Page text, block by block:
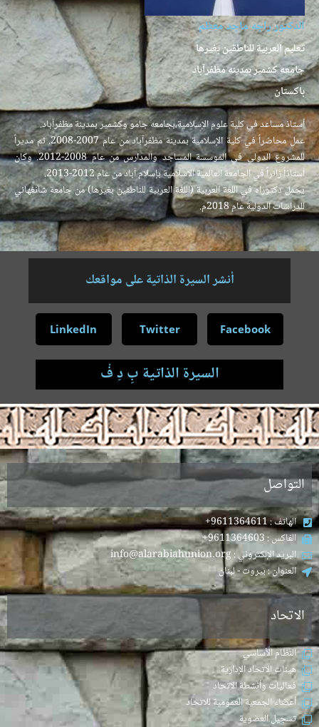
الدكتور راجه ماجد معظم
تعليم العربية للناطقين بغيرها
جامعه كشمير بمدينه مظفرآباد
باكستان
أستاذ مساعد في كلية علوم الإسلامية،بجامعه جامو وكشمير بمدينة مظفرآباد.
عمل محاضراً في كلية الإسلامية بمدينة مظفرآباد من عام 2007-2008. ثم مديراً
للمشروع الدولي في الموسسة المساجد والمدارس من عام 2008-2012. وكان
أستاذاً زائراً في الجامعة العالمية الاسلامية بإسلام آباد من عام 2012-2013.
يحمل دكتوراه في اللغة العربية (اللغة العربية للناطقين بغيرها) من جامعة شانغهائي
للدراسات الدولية عام 2018م.
أنشر السيرة الذاتية على مواقعك
Facebook
Twitter
LinkedIn
السيرة الذاتية بِ دِ فْ
.
التواصل
الهاتف : 9611364611+
الفاكس : 9611364603+
البريد الإلكتروني : info@alarabiahunion.org
العنوان : بيروت - لبنان
الاتحاد
النظام الأساسي
هيئات الاتحاد الإدارية
فعاليات وأنشطة الاتحاد
أعضاء الجمعية العمومية للاتحاد
تسجيل العضوية